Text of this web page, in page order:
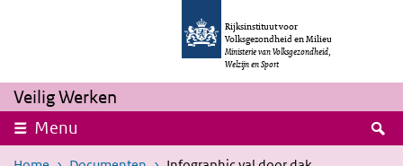
Overslaan en naar de inhoud gaan
Rijksinstituut voor
Volksgezondheid en Milieu
Ministerie van Volksgezondheid,
Welzijn en Sport
Veilig Werken
Menu